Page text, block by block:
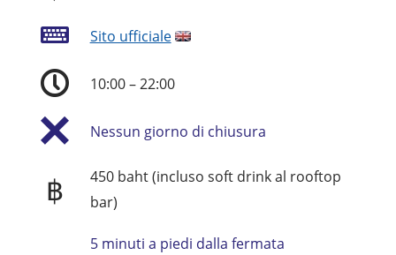
Sito ufficiale
10:00 – 22:00
Nessun giorno di chiusura
฿
450 baht (incluso soft drink al rooftop
bar)
5 minuti a piedi dalla fermata